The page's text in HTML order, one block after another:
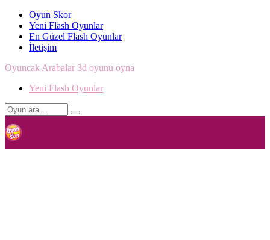
Oyun Skor
Yeni Flash Oyunlar
En Güzel Flash Oyunlar
İletişim
Oyuncak Arabalar 3d oyunu oyna
Yeni Flash Oyunlar